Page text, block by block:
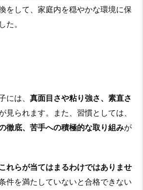
をして、家庭内を穏やかな環境に保
た。
には、 真面目さや粘り強さ、素直さ
見られます。また、習慣としては、
徹底、苦手への積極的な取り組みが
れらが当てはまるわけではありませ
件を満たしていないと合格できない